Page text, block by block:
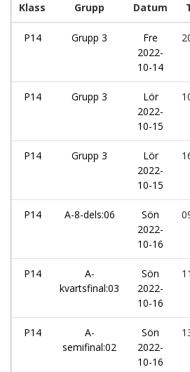
Klass Grupp Datum
P14 Grupp 3
Fre
2022-
10-14
P14 Grupp 3
Lör
2022-
10-15
P14 Grupp 3
Lör
2022-
10-15
P14 A-8-dels:06
Sön
2022-
10-16
P14
A-
kvartsfinal:03
Sön
2022-
10-16
P14
A-
semifinal:02
Sön
2022-
10-16